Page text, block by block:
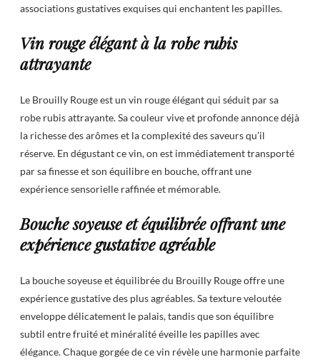
associations gustatives exquises qui enchantent les papilles.
Vin rouge élégant à la robe rubis
attrayante
Le Brouilly Rouge est un vin rouge élégant qui séduit par sa
robe rubis attrayante. Sa couleur vive et profonde annonce déjà
la richesse des arômes et la complexité des saveurs qu’il
réserve. En dégustant ce vin, on est immédiatement transporté
par sa finesse et son équilibre en bouche, offrant une
expérience sensorielle raffinée et mémorable.
Bouche soyeuse et équilibrée offrant une
expérience gustative agréable
La bouche soyeuse et équilibrée du Brouilly Rouge offre une
expérience gustative des plus agréables. Sa texture veloutée
enveloppe délicatement le palais, tandis que son équilibre
subtil entre fruité et minéralité éveille les papilles avec
élégance. Chaque gorgée de ce vin révèle une harmonie parfaite